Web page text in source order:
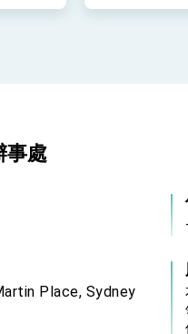
事處
Place, Sydney